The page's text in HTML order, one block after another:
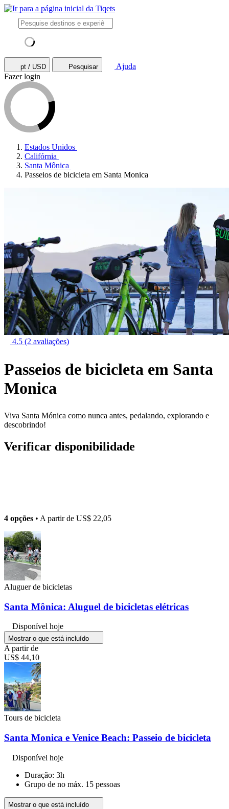
pt / USD Pesquisar
Ajuda
Fazer login
Estados Unidos
Califórnia
Santa Mônica
Passeios de bicicleta em Santa Monica
4.5 (2 avaliações)
Passeios de bicicleta em Santa
Monica
Viva Santa Mónica como nunca antes, pedalando, explorando e
descobrindo!
Verificar disponibilidade
4 opções • A partir de US$ 22,05
Aluguer de bicicletas
Santa Mônica: Aluguel de bicicletas elétricas
Disponível hoje
Mostrar o que está incluído
A partir de
US$ 44,10
Tours de bicicleta
Santa Monica e Venice Beach: Passeio de bicicleta
Disponível hoje
Duração: 3h
Grupo de no máx. 15 pessoas
Mostrar o que está incluído